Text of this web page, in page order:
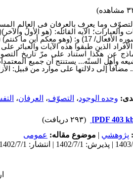
وما یعرف بالعرفان فی العالم
معکم أین ما کنتم) (سوره الحدید/ 4).
الذین طبقوا هذه الآیات
عن هکذا استناد علی مرّ تاریخ
وأهل السنّه... یستنتج أن جمیع
مضافاً إلی دلالتها علی موارد من قبیل:
وحده الوجود، التصوّف، العرفان،
(۲۹۳ دریافت)
پژوهشي | موضوع مقاله: عمومى